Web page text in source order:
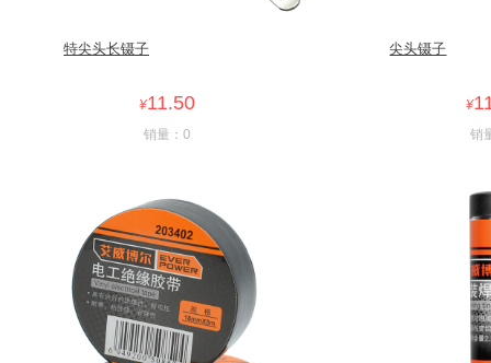
特尖头长镊子
¥11.50
销量：0
尖头镊子
¥
销